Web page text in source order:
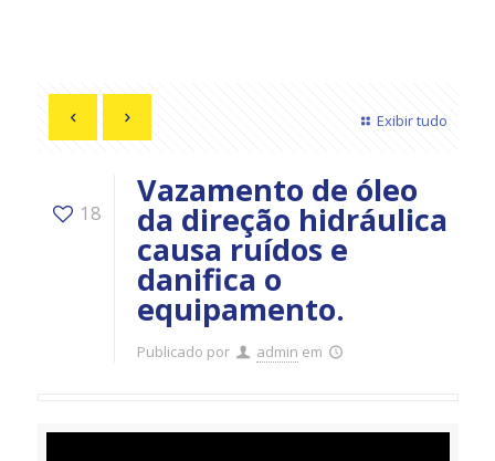
Exibir tudo
18
Vazamento de óleo
da direção hidráulica
causa ruídos e
danifica o
equipamento.
Publicado por admin em